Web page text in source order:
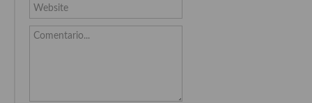
Website
Comentario...